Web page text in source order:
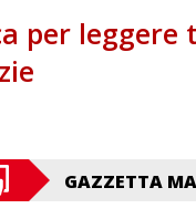
per leggere
GAZZETTA